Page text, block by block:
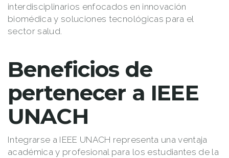
interdisciplinarios enfocados en innovación
biomédica y soluciones tecnológicas para el
sector salud.
Beneficios de
pertenecer a IEEE
UNACH
Integrarse a IEEE UNACH representa una ventaja
académica y profesional para los estudiantes de la